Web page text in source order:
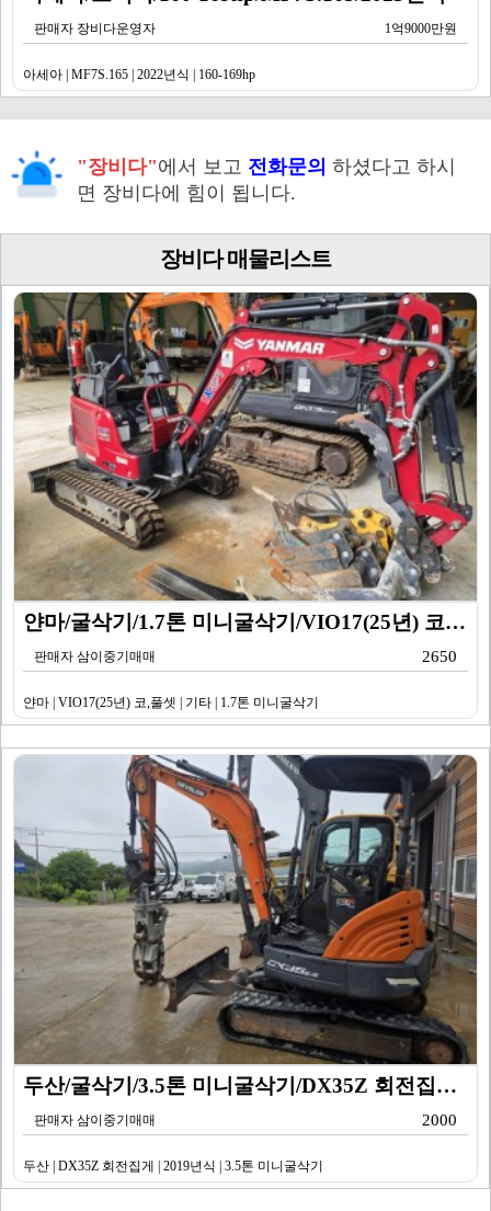
판매자 장비다운영자 1억9000만원
아세아 | MF7S.165 | 2022년식 | 160-169hp
"장비다"에서 보고 전화문의 하셨다고 하시
면 장비다에 힘이 됩니다.
장비다 매물리스트
얀마/굴삭기/1.7톤 미니굴삭기/VIO17(25년) 코…
판매자 삼이중기매매 2650
얀마 | VIO17(25년) 코,풀셋 | 기타 | 1.7톤 미니굴삭기
두산/굴삭기/3.5톤 미니굴삭기/DX35Z 회전집게/2…
판매자 삼이중기매매 2000
두산 | DX35Z 회전집게 | 2019년식 | 3.5톤 미니굴삭기